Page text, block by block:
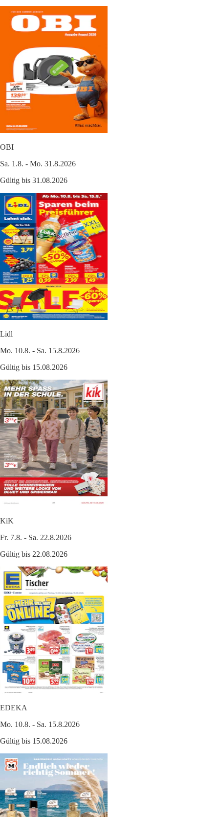
OBI
Sa. 1.8. - Mo. 31.8.2026
Gültig bis 31.08.2026
Lidl
Mo. 10.8. - Sa. 15.8.2026
Gültig bis 15.08.2026
KiK
Fr. 7.8. - Sa. 22.8.2026
Gültig bis 22.08.2026
EDEKA
Mo. 10.8. - Sa. 15.8.2026
Gültig bis 15.08.2026